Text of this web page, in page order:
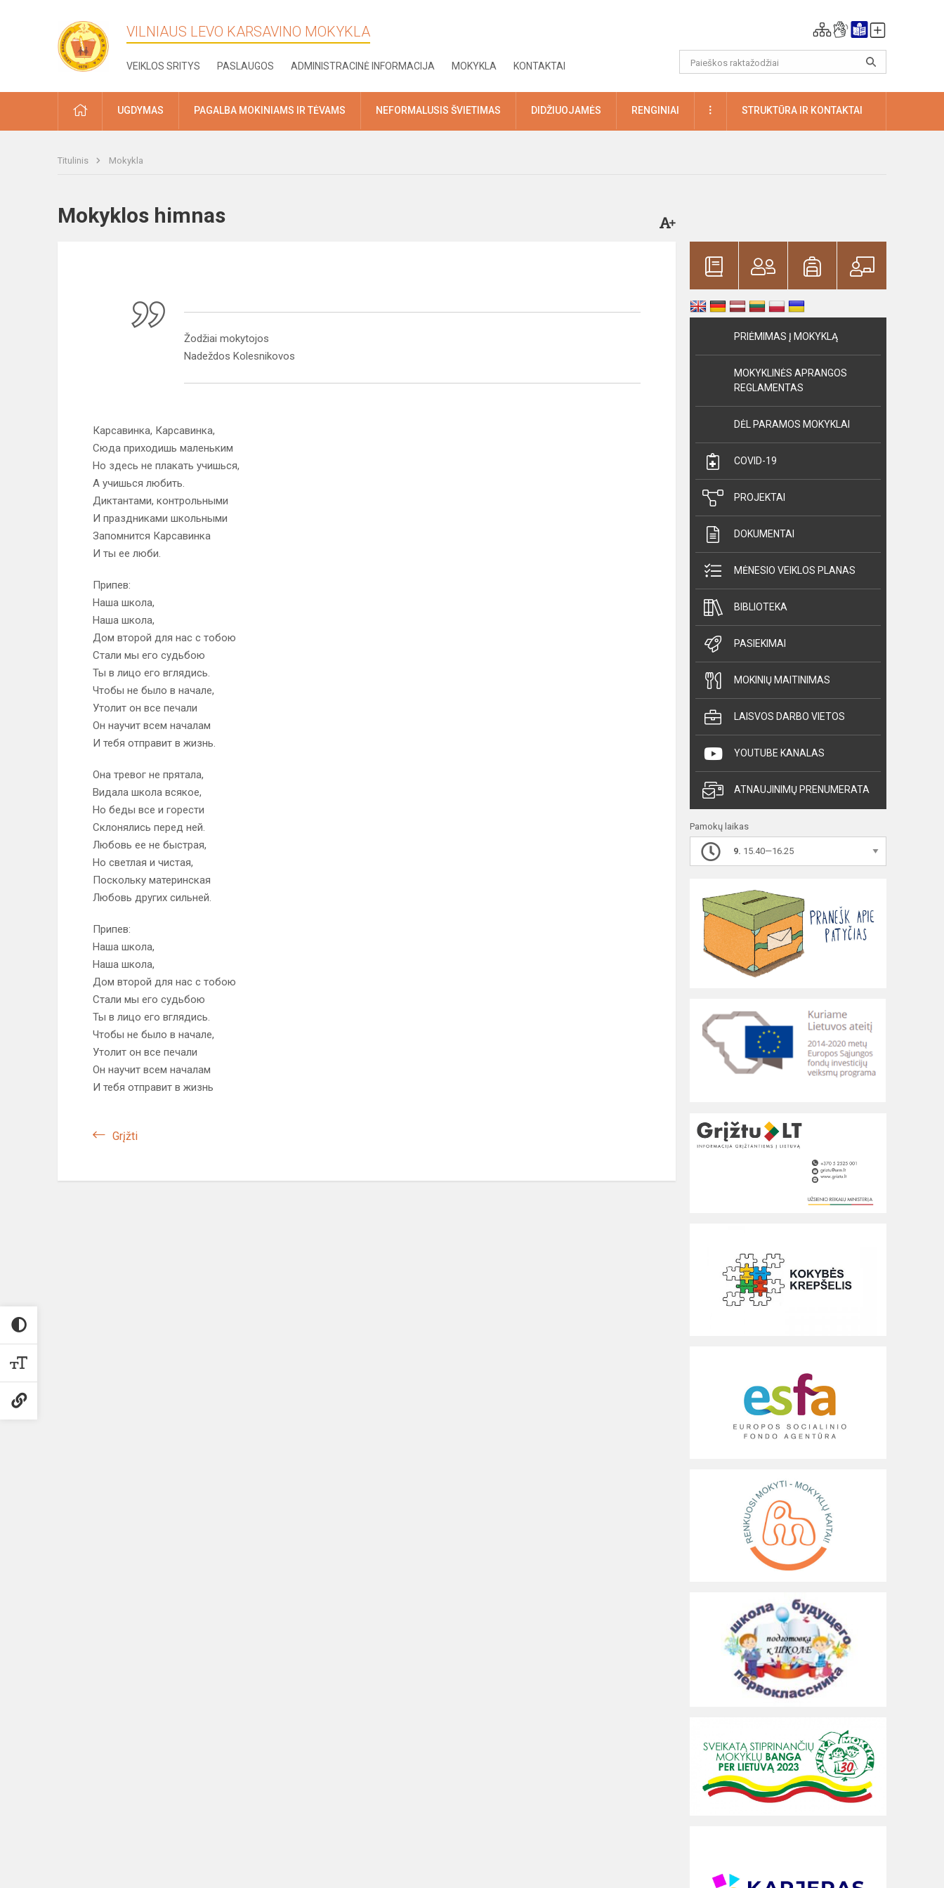
VILNIAUS LEVO KARSAVINO MOKYKLA
VEIKLOS SRITYS PASLAUGOS ADMINISTRACINĖ INFORMACIJA MOKYKLA KONTAKTAI
PRADŽIAUGDYMAS PAGALBA MOKINIAMS IR TĖVAMS NEFORMALUSIS ŠVIETIMAS DIDŽIUOJAMĖS RENGINIAI DAUGIAUSTRUKTŪRA IR KONTAKTAI
Titulinis Mokykla
Mokyklos himnas
Žodžiai mokytojos
Nadeždos Kolesnikovos
Карсавинка, Карсавинка,
Сюда приходишь маленьким
Но здесь не плакать учишься,
А учишься любить.
Диктантами, контрольными
И праздниками школьными
Запомнится Карсавинка
И ты ее люби.
Припев:
Наша школа,
Наша школа,
Дом второй для нас с тобою
Стали мы его судьбою
Ты в лицо его вглядись.
Чтобы не было в начале,
Утолит он все печали
Он научит всем началам
И тебя отправит в жизнь.
Она тревог не прятала,
Видала школа всякое,
Но беды все и горести
Склонялись перед ней.
Любовь ее не быстрая,
Но светлая и чистая,
Поскольку материнская
Любовь других сильней.
Припев:
Наша школа,
Наша школа,
Дом второй для нас с тобою
Стали мы его судьбою
Ты в лицо его вглядись.
Чтобы не было в начале,
Утолит он все печали
Он научит всем началам
И тебя отправит в жизнь
Grįžti
PRIĖMIMAS Į MOKYKLĄ
MOKYKLINĖS APRANGOS
REGLAMENTAS
DĖL PARAMOS MOKYKLAI
COVID-19
PROJEKTAI
DOKUMENTAI
MĖNESIO VEIKLOS PLANAS
BIBLIOTEKA
PASIEKIMAI
MOKINIŲ MAITINIMAS
LAISVOS DARBO VIETOS
YOUTUBE KANALAS
ATNAUJINIMŲ PRENUMERATA
Pamokų laikas
9. 15.40—16.25